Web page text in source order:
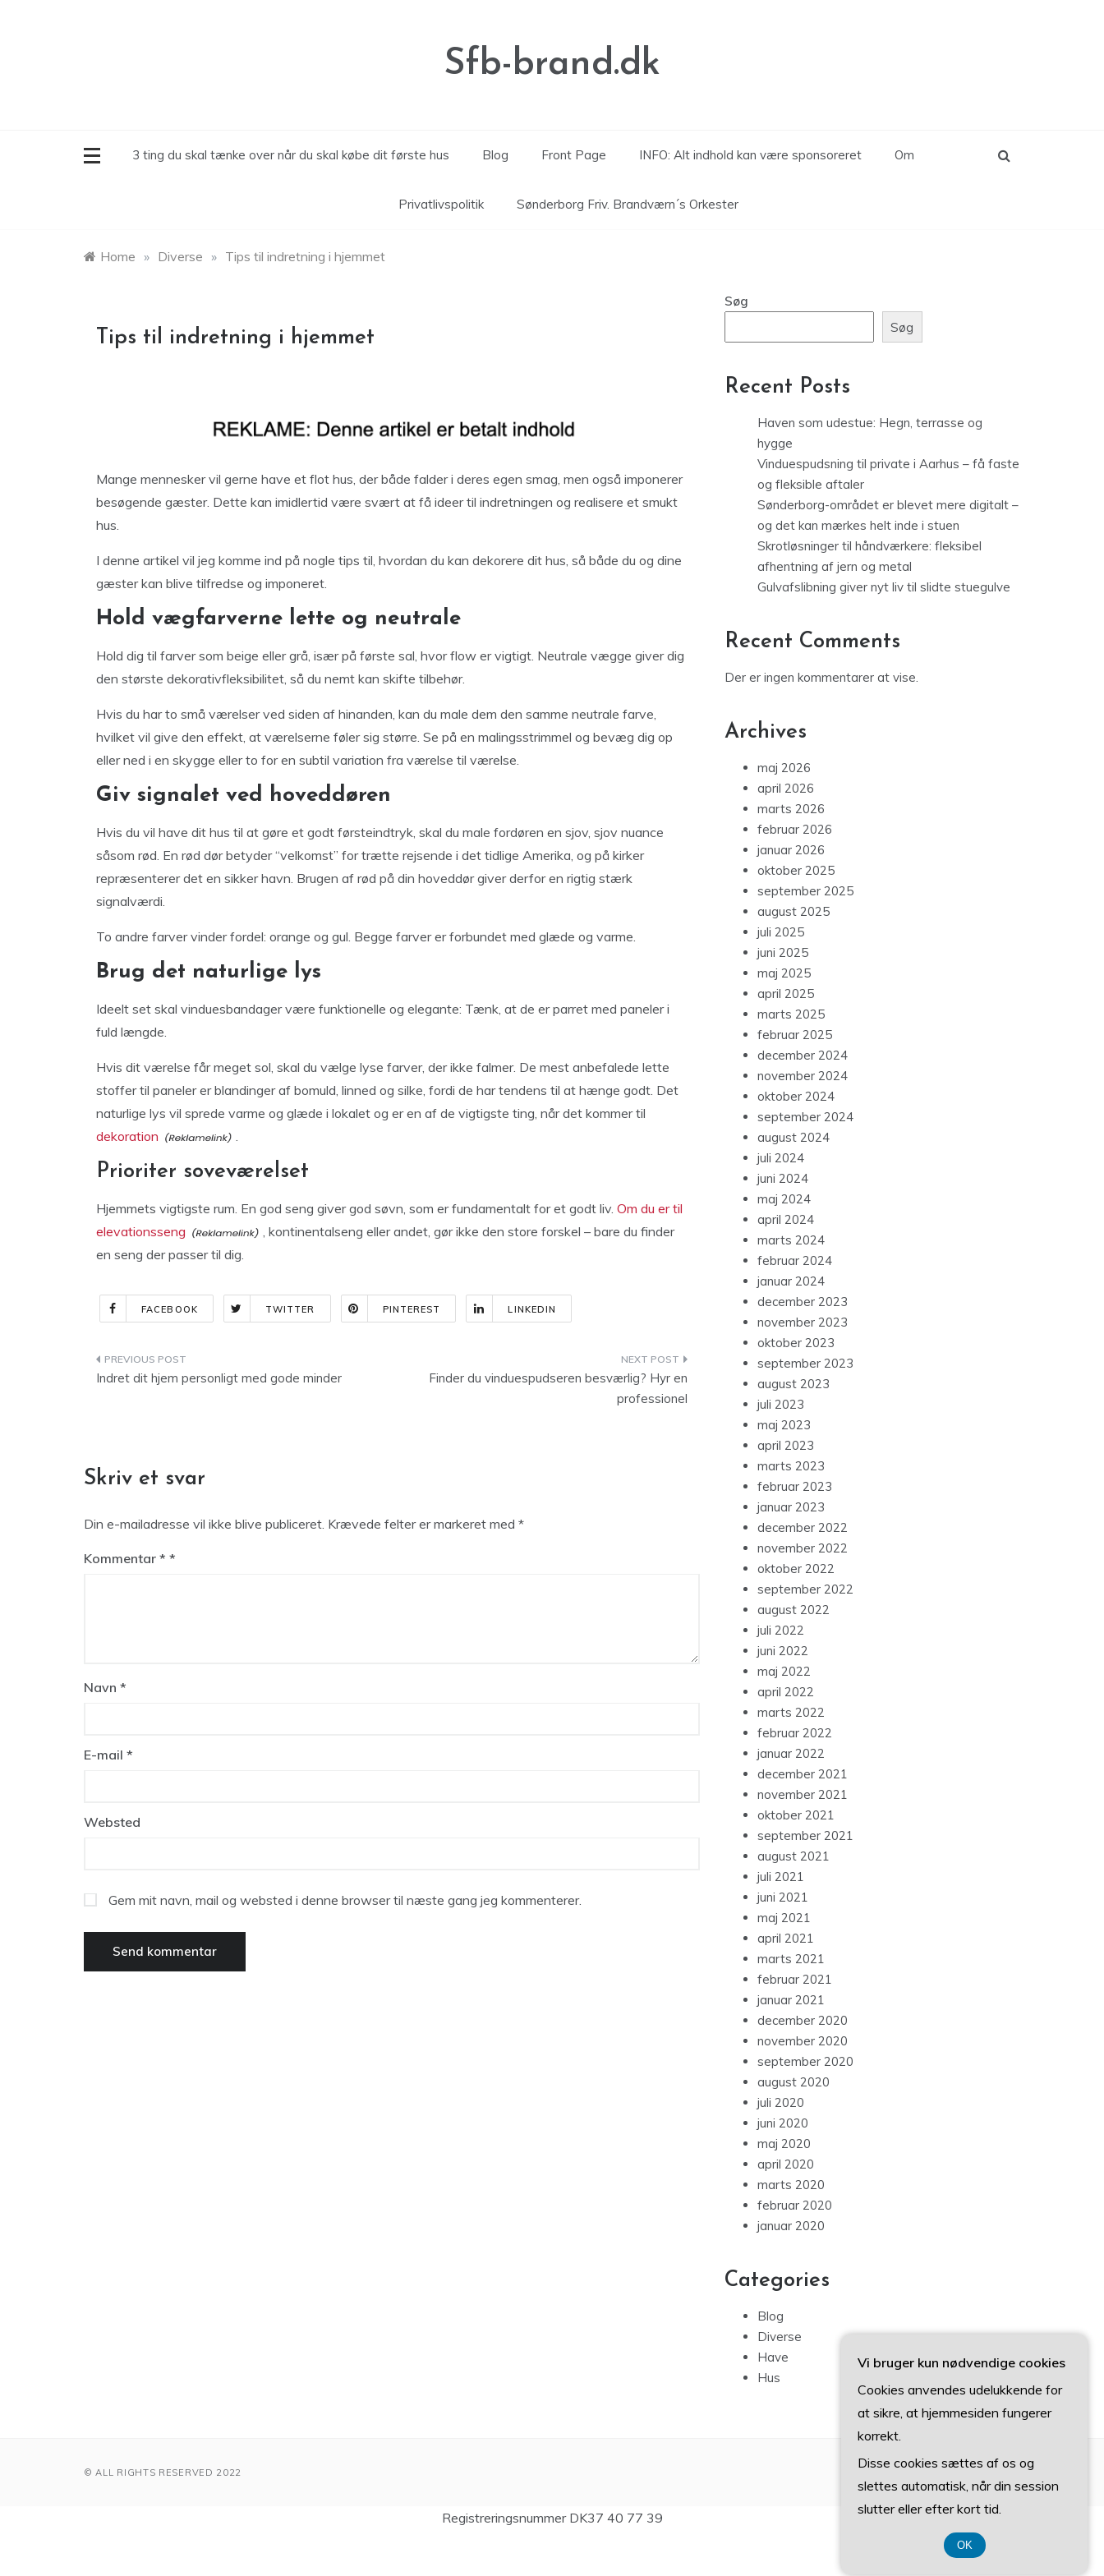
Sfb-brand.dk
3 ting du skal tænke over når du skal købe dit første hus Blog Front Page INFO: Alt indhold kan være sponsoreret Om
Privatlivspolitik Sønderborg Friv. Brandværn´s Orkester
Home » Diverse » Tips til indretning i hjemmet
Tips til indretning i hjemmet
Mange mennesker vil gerne have et flot hus, der både falder i deres egen smag, men også imponerer
besøgende gæster. Dette kan imidlertid være svært at få ideer til indretningen og realisere et smukt
hus.
I denne artikel vil jeg komme ind på nogle tips til, hvordan du kan dekorere dit hus, så både du og dine
gæster kan blive tilfredse og imponeret.
Hold vægfarverne lette og neutrale
Hold dig til farver som beige eller grå, især på første sal, hvor flow er vigtigt. Neutrale vægge giver dig
den største dekorativfleksibilitet, så du nemt kan skifte tilbehør.
Hvis du har to små værelser ved siden af ​​hinanden, kan du male dem den samme neutrale farve,
hvilket vil give den effekt, at værelserne føler sig større. Se på en malingsstrimmel og bevæg dig op
eller ned i en skygge eller to for en subtil variation fra værelse til værelse.
Giv signalet ved hoveddøren
Hvis du vil have dit hus til at gøre et godt førsteindtryk, skal du male fordøren en sjov, sjov nuance
såsom rød. En rød dør betyder “velkomst” for trætte rejsende i det tidlige Amerika, og på kirker
repræsenterer det en sikker havn. Brugen af rød på din hoveddør giver derfor en rigtig stærk
signalværdi.
To andre farver vinder fordel: orange og gul. Begge farver er forbundet med glæde og varme.
Brug det naturlige lys
Ideelt set skal vinduesbandager være funktionelle og elegante: Tænk, at de er parret med paneler i
fuld længde.
Hvis dit værelse får meget sol, skal du vælge lyse farver, der ikke falmer. De mest anbefalede lette
stoffer til paneler er blandinger af bomuld, linned og silke, fordi de har tendens til at hænge godt. Det
naturlige lys vil sprede varme og glæde i lokalet og er en af de vigtigste ting, når det kommer til
dekoration
.
Prioriter soveværelset
Hjemmets vigtigste rum. En god seng giver god søvn, som er fundamentalt for et godt liv. Om du er til
elevationsseng
, kontinentalseng eller andet, gør ikke den store forskel – bare du finder
en seng der passer til dig.
FACEBOOK TWITTER PINTEREST LINKEDIN
Indlægsnavigation
Indret dit hjem personligt med gode minder
Finder du vinduespudseren besværlig? Hyr en
professionel
Skriv et svar
Din e-mailadresse vil ikke blive publiceret. Krævede felter er markeret med *
Kommentar *
Navn *
E-mail *
Websted
Gem mit navn, mail og websted i denne browser til næste gang jeg kommenterer.
Søg
Søg
Recent Posts
Haven som udestue: Hegn, terrasse og
hygge
Vinduespudsning til private i Aarhus – få faste
og fleksible aftaler
Sønderborg-området er blevet mere digitalt –
og det kan mærkes helt inde i stuen
Skrotløsninger til håndværkere: fleksibel
afhentning af jern og metal
Gulvafslibning giver nyt liv til slidte stuegulve
Recent Comments
Der er ingen kommentarer at vise.
Archives
maj 2026
april 2026
marts 2026
februar 2026
januar 2026
oktober 2025
september 2025
august 2025
juli 2025
juni 2025
maj 2025
april 2025
marts 2025
februar 2025
december 2024
november 2024
oktober 2024
september 2024
august 2024
juli 2024
juni 2024
maj 2024
april 2024
marts 2024
februar 2024
januar 2024
december 2023
november 2023
oktober 2023
september 2023
august 2023
juli 2023
maj 2023
april 2023
marts 2023
februar 2023
januar 2023
december 2022
november 2022
oktober 2022
september 2022
august 2022
juli 2022
juni 2022
maj 2022
april 2022
marts 2022
februar 2022
januar 2022
december 2021
november 2021
oktober 2021
september 2021
august 2021
juli 2021
juni 2021
maj 2021
april 2021
marts 2021
februar 2021
januar 2021
december 2020
november 2020
september 2020
august 2020
juli 2020
juni 2020
maj 2020
april 2020
marts 2020
februar 2020
januar 2020
Categories
Blog
Diverse
Have
Hus
© ALL RIGHTS RESERVED 2022
Registreringsnummer DK37 40 77 39
Vi bruger kun nødvendige cookies
Cookies anvendes udelukkende for
at sikre, at hjemmesiden fungerer
korrekt.
Disse cookies sættes af os og
slettes automatisk, når din session
slutter eller efter kort tid.
OK